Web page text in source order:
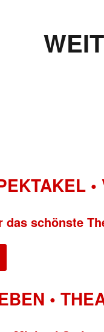
•
schönste
•